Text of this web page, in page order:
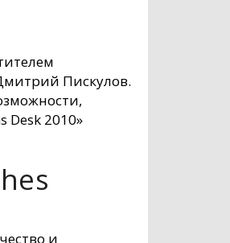
Пискулов.
2010»
и